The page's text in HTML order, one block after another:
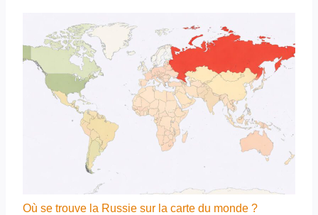
Où se trouve la Russie sur la carte du monde ?